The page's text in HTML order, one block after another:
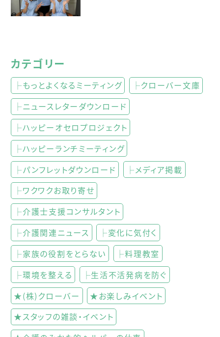
カテゴリー
├もっとよくなるミーティング
├クローバー文庫
├ニュースレターダウンロード
├ハッピーオセロプロジェクト
├ハッピーランチミーティング
├パンフレットダウンロード
├メディア掲載
├ワクワクお取り寄せ
├介護士支援コンサルタント
├介護関連ニュース
├変化に気付く
├家族の役割をとらない
├料理教室
├環境を整える
├生活不活発病を防ぐ
★(株)クローバー
★お楽しみイベント
★スタッフの雑談・イベント